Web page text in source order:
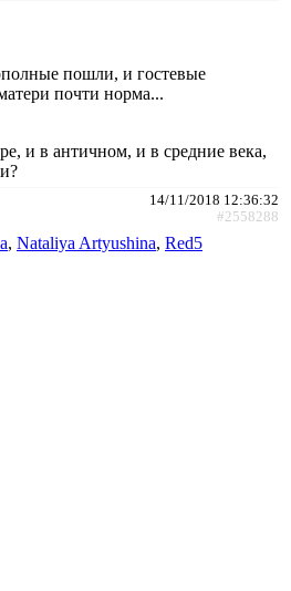
пошли, и гостевые
почти норма...
и в античном, и в средние века,
14/11/2018 12:36:32
#2558288
, Nataliya Artyushina, Red5